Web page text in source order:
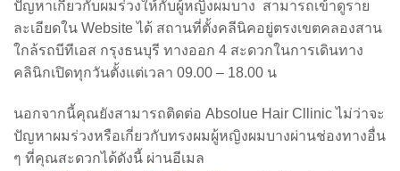
ปัญหาเกี่ยวกับผมร่วงให้กับผู้หญิงผมบาง สามารถเข้าดูราย
ละเอียดใน Website ได้ สถานที่ตั้งคลีนิคอยู่ตรงเขตคลองสาน
ใกล้รถบีทีเอส กรุงธนบุรี ทางออก 4 สะดวกในการเดินทาง
คลินิกเปิดทุกวันตั้งแต่เวลา 09.00 – 18.00 น
นอกจากนี้คุณยังสามารถติดต่อ Absolue Hair Cllinic ไม่ว่าจะ
ปัญหาผมร่วงหรือเกี่ยวกับทรงผมผู้หญิงผมบางผ่านช่องทางอื่น
ๆ ที่คุณสะดวกได้ดังนี้ ผ่านอีเมล